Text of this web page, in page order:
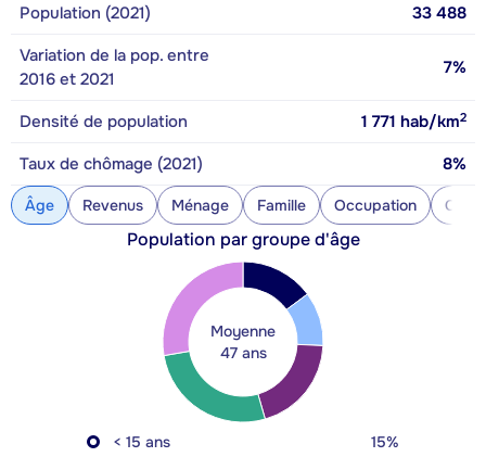
Population (2021)
33 488
Variation de la pop. entre
2016 et 2021
7%
Densité de population 1 771 hab/km2
Taux de chômage (2021) 8%
Âge Revenus Ménage Famille Occupation
Population par groupe d'âge
Moyenne
47 ans
< 15 ans
15%